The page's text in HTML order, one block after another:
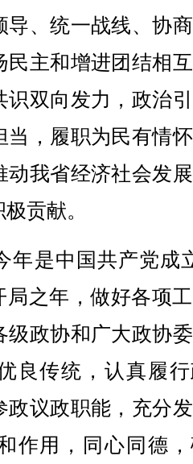
导、统一战线、协
民主和增进团结相
识双向发力，政治
当，履职为民有情
动我省经济社会发
贡献。
是中国共产党成
局之年，做好各项
级政协和广大政协
良传统，认真履
政议政职能，充分
作用，同心同德